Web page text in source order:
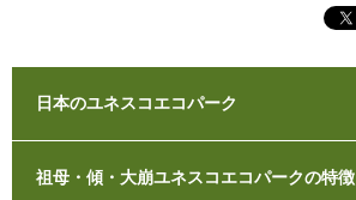
日本のユネスコエコパーク
祖母・傾・大崩ユネスコエコパークの特徴